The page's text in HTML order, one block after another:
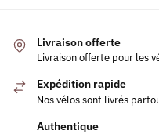
Livraison offerte
Livraison offerte pour les
Expédition rapide
Nos vélos sont livrés
Authentique